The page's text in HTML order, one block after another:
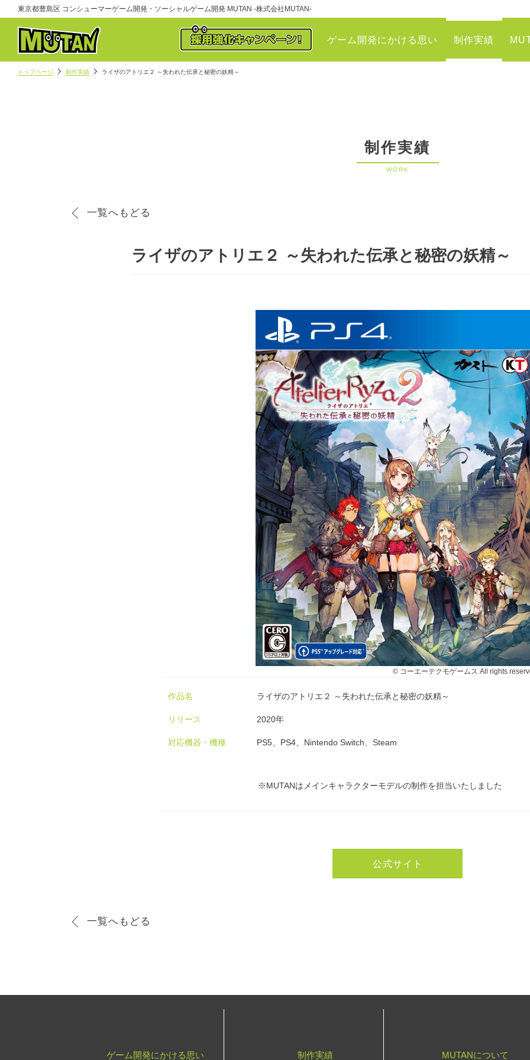
東京都豊島区 コンシューマーゲーム開発・ソーシャルゲーム開発 MUTAN -株式会社MUTAN-
ゲーム開発にかける思い 制作実績
トップページ 制作実績 ライザのアトリエ２ ～失われた伝承と秘密の妖精～
制作実績
WORK
一覧へもどる
ライザのアトリエ２ ～失われた伝承と秘密の妖精～
© コーエーテクモゲームス All rights
作品名 ライザのアトリエ２ ～失われた伝承と秘密の妖精～
リリース 2020年
対応機器・機種 PS5、PS4、Nintendo Switch、Steam
※MUTANはメインキャラクターモデルの制作を担当いたしました
公式サイト
一覧へもどる
ゲーム開発にかける思い 制作実績 MUTANについて